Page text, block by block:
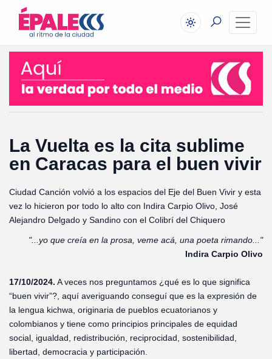
La Vuelta es la cita sublime
en Caracas para el buen vivir
Ciudad Canción volvió a los espacios del Eje del Buen Vivir y esta
vez lo hicieron por todo lo alto con Indira Carpio Olivo, José
Alejandro Delgado y Sandino con el Colibrí del Chiquero
"...yo que creía en la prosa, veme acá, una poeta rimando..."
Indira Carpio Olivo
17/10/2024. A veces nos preguntamos ¿qué es lo que significa
“buen vivir”?, aquí averiguando conseguí que es la expresión de
la lengua kichwa, originaria de pueblos ecuatorianos y
colombianos y tiene como principios principales de equidad
social, igualdad, redistribución, reciprocidad, sostenibilidad,
libertad, democracia y participación.